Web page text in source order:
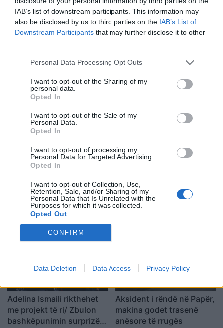
IAB’s list of downstream participants. This information may
also be disclosed by us to third parties on the IAB’s List of
Downstream Participants that may further disclose it to other
Personal Data Processing Opt Outs
I want to opt-out of the Sharing of my
personal data.
Opted In
I want to opt-out of the Sale of my
Personal Data.
Opted In
I want to opt-out of processing my
Personal Data for Targeted Advertising.
Opted In
I want to opt-out of Collection, Use,
Retention, Sale, and/or Sharing of my
Personal Data that Is Unrelated with the
Purposes for which it was collected.
Opted Out
CONFIRM
Data Deletion Data Access Privacy Policy
dyshohet për djegien e tre
automjeteve; një tjetër
kapet me armë pa leje dhe
kokainë
PD-së për reformën
territoriale: PS fokusohet
Përplasje mes të
burgosurve në burgun e
Fierit, dy persona
dërgohen në spital
Bilanci i zjarreve në vend:
23 vatra të raportuara, dy
vijojnë të monitorohen
Adelina Ismaili rikthehet
me projekt të ri/ Zbulon
bashkëpunimin surprizë
Aksident i rëndë në Papër,
makina godet trasenë
anësore të rrugës